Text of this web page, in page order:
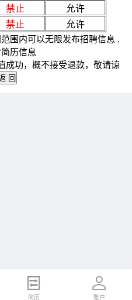
禁止
允许
禁止 允许
围内可以无限发布招聘信息 ,
历信息
成功，概不接受退款，敬请谅
简历 账户